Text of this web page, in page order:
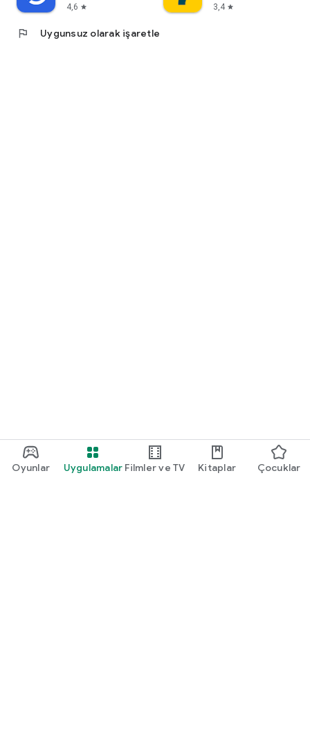
Oyunlar Uygulamalar Filmler ve TV Kitaplar Çocuklar
4,6 star
3,4 star
flag Uygunsuz olarak işaretle